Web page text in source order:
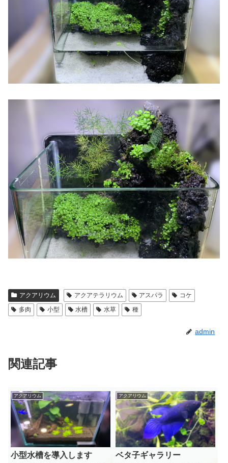
アクアリウム アクアテラリウム アスパラ
コケ
多肉
小型 水槽 水草 種
admin
関連記事
アクアリウム
小型水槽を導入します
アクアリウム
ベタ子ギャラリー